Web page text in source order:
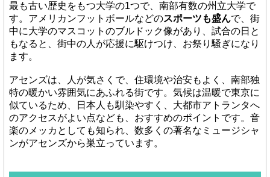
最も古い歴史をもつ大学の1つで、南部有数の州立大学で
す。アメリカンフットボールなどのスポーツも盛んで、街
中に大学のマスコットのブルドック像があり、試合の日と
もなると、街中の人が応援に駆けつけ、お祭り騒ぎになり
ます。
アセンズは、人が気さくで、住環境や治安もよく、南部独
特の暖かい雰囲気にあふれる街です。気候は温暖で東京に
似ているため、日本人も馴染やすく、大都市アトランタへ
のアクセスがよい点なども、おすすめのポイントです。音
楽のメッカとしても知られ、数多くの著名なミュージシャ
ンがアセンズから巣立っています。